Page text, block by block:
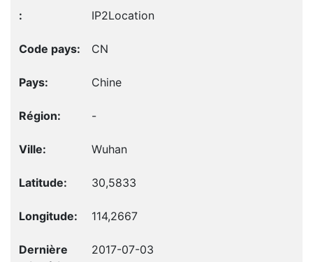
IP2Location
CN
Chine
-
Wuhan
30,5833
114,2667
2017-07-03